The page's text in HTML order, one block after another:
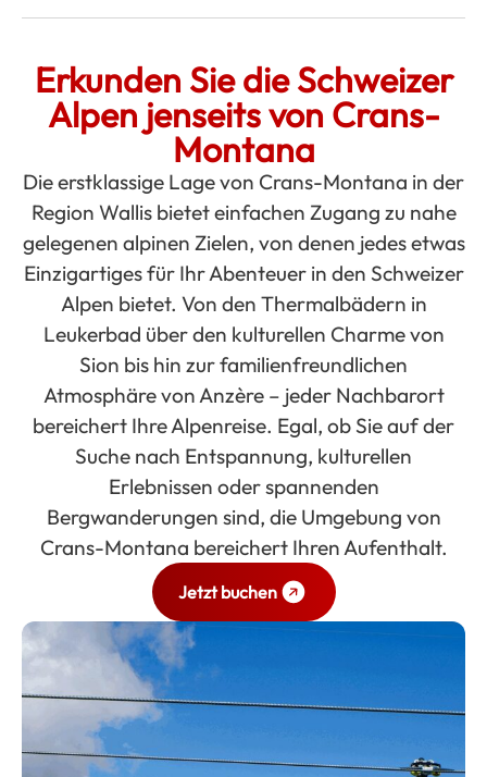
Erkunden Sie die Schweizer
Alpen jenseits von Crans-
Montana
Die erstklassige Lage von Crans-Montana in der
Region Wallis bietet einfachen Zugang zu nahe
gelegenen alpinen Zielen, von denen jedes etwas
Einzigartiges für Ihr Abenteuer in den Schweizer
Alpen bietet. Von den Thermalbädern in
Leukerbad über den kulturellen Charme von
Sion bis hin zur familienfreundlichen
Atmosphäre von Anzère – jeder Nachbarort
bereichert Ihre Alpenreise. Egal, ob Sie auf der
Suche nach Entspannung, kulturellen
Erlebnissen oder spannenden
Bergwanderungen sind, die Umgebung von
Crans-Montana bereichert Ihren Aufenthalt.
Jetzt buchen